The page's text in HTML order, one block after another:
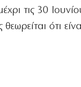
τις 30
ότι